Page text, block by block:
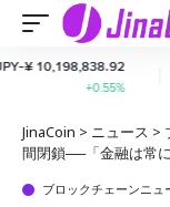
Ethereum
ETH
JinaCoin > ニュース >
間閉鎖──「金融は常
ブロックチェーンニュ